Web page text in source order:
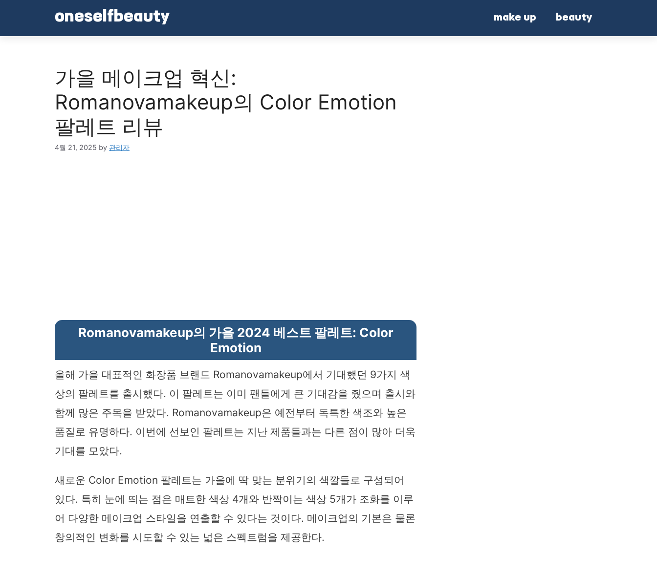
oneselfbeauty make up beauty
가을 메이크업 혁신:
Romanovamakeup의 Color Emotion
팔레트 리뷰
4월 21, 2025 by 관리자
Romanovamakeup의 가을 2024 베스트 팔레트: Color
Emotion
올해 가을 대표적인 화장품 브랜드 Romanovamakeup에서 기대했던 9가지 색
상의 팔레트를 출시했다. 이 팔레트는 이미 팬들에게 큰 기대감을 줬으며 출시와
함께 많은 주목을 받았다. Romanovamakeup은 예전부터 독특한 색조와 높은
품질로 유명하다. 이번에 선보인 팔레트는 지난 제품들과는 다른 점이 많아 더욱
기대를 모았다.
새로운 Color Emotion 팔레트는 가을에 딱 맞는 분위기의 색깔들로 구성되어
있다. 특히 눈에 띄는 점은 매트한 색상 4개와 반짝이는 색상 5개가 조화를 이루
어 다양한 메이크업 스타일을 연출할 수 있다는 것이다. 메이크업의 기본은 물론
창의적인 변화를 시도할 수 있는 넓은 스펙트럼을 제공한다.